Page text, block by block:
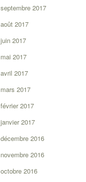
septembre 2017
août 2017
juin 2017
mai 2017
avril 2017
mars 2017
février 2017
janvier 2017
décembre 2016
novembre 2016
octobre 2016